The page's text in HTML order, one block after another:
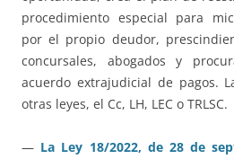
procedimiento especial para
por el propio deudor,
concursales, abogados y
acuerdo extrajudicial de pagos.
otras leyes, el Cc, LH, LEC o TRLSC.
— La Ley 18/2022, de 28 de